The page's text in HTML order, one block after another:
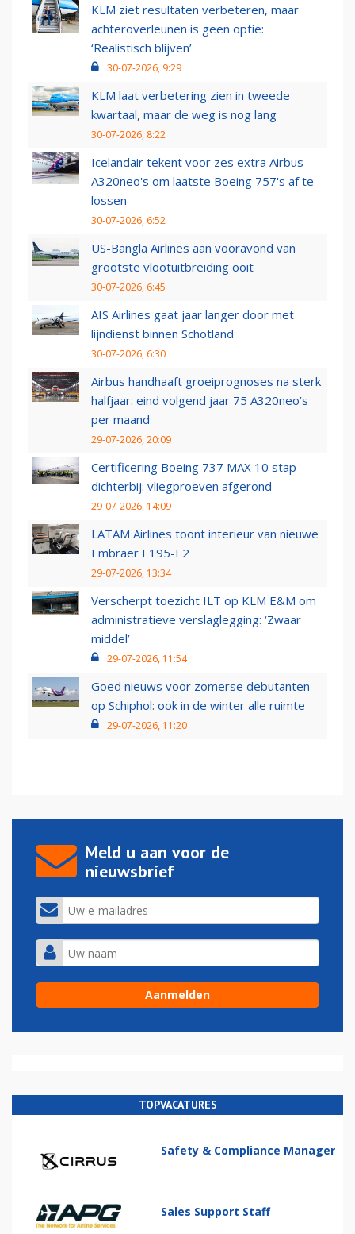
KLM ziet resultaten verbeteren, maar
achteroverleunen is geen optie:
‘Realistisch blijven’
30-07-2026, 9:29
KLM laat verbetering zien in tweede
kwartaal, maar de weg is nog lang
30-07-2026, 8:22
Icelandair tekent voor zes extra Airbus
A320neo's om laatste Boeing 757's af te
lossen
30-07-2026, 6:52
US-Bangla Airlines aan vooravond van
grootste vlootuitbreiding ooit
30-07-2026, 6:45
AIS Airlines gaat jaar langer door met
lijndienst binnen Schotland
30-07-2026, 6:30
Airbus handhaaft groeiprognoses na sterk
halfjaar: eind volgend jaar 75 A320neo’s
per maand
29-07-2026, 20:09
Certificering Boeing 737 MAX 10 stap
dichterbij: vliegproeven afgerond
29-07-2026, 14:09
LATAM Airlines toont interieur van nieuwe
Embraer E195-E2
29-07-2026, 13:34
Verscherpt toezicht ILT op KLM E&M om
administratieve verslaglegging: ‘Zwaar
middel’
29-07-2026, 11:54
Goed nieuws voor zomerse debutanten
op Schiphol: ook in de winter alle ruimte
29-07-2026, 11:20
Meld u aan voor de
nieuwsbrief
TOPVACATURES
Safety & Compliance Manager
Sales Support Staff